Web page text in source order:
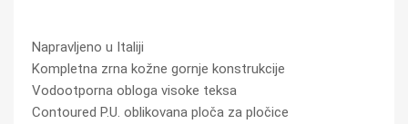
Napravljeno u Italiji
Kompletna zrna kožne gornje konstrukcije
Vodootporna obloga visoke teksa
Contoured P.U. oblikovana ploča za pločice